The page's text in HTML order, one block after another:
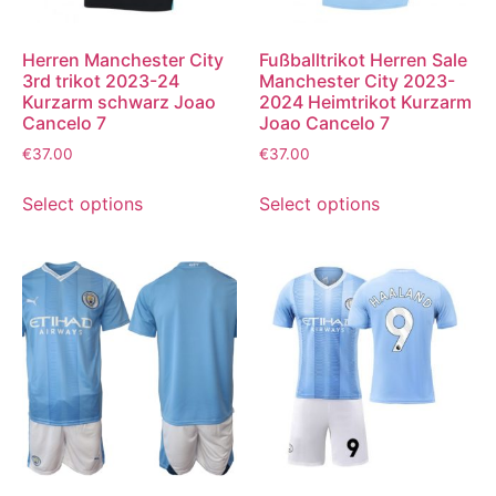
Herren Manchester City
3rd trikot 2023-24
Kurzarm schwarz Joao
Cancelo 7
€37.00
Select options
Fußballtrikot Herren Sale
Manchester City 2023-
2024 Heimtrikot Kurzarm
Joao Cancelo 7
€37.00
Select options